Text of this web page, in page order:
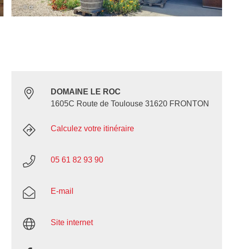
– © dr
DOMAINE LE ROC
1605C Route de Toulouse 31620 FRONTON
Calculez votre itinéraire
05 61 82 93 90
E-mail
Site internet